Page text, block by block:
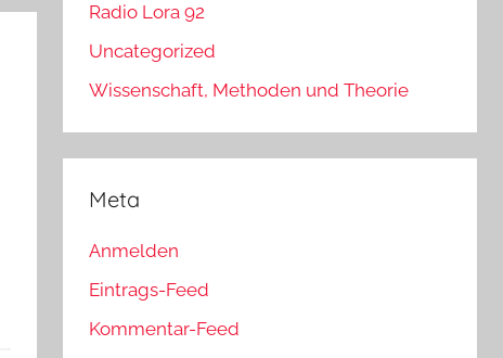
Radio Lora 92
Uncategorized
Wissenschaft, Methoden und Theorie
Meta
Anmelden
Eintrags-Feed
Kommentar-Feed